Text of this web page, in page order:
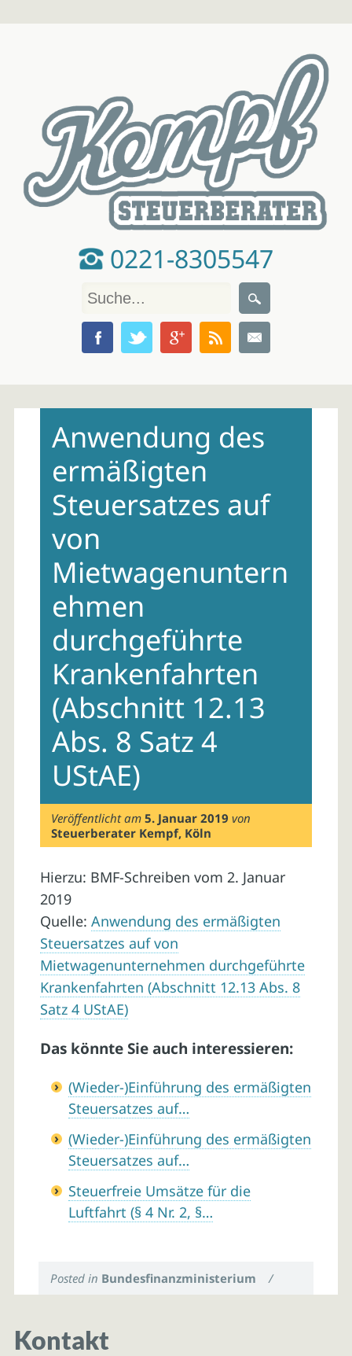
0221-8305547
contentAnwendung des
ermäßigten
Steuersatzes auf
von
Mietwagenuntern
ehmen
durchgeführte
Krankenfahrten
(Abschnitt 12.13
Abs. 8 Satz 4
UStAE)
Veröffentlicht am5. Januar 2019 von
Steuerberater Kempf, Köln
Hierzu: BMF-Schreiben vom 2. Januar
2019
Quelle: Anwendung des ermäßigten
Steuersatzes auf von
Mietwagenunternehmen durchgeführte
Krankenfahrten (Abschnitt 12.13 Abs. 8
Satz 4 UStAE)
Das könnte Sie auch interessieren:
(Wieder-)Einführung des ermäßigten
Steuersatzes auf…
(Wieder-)Einführung des ermäßigten
Steuersatzes auf…
Steuerfreie Umsätze für die
Luftfahrt (§ 4 Nr. 2, §…
Posted in Bundesfinanzministerium /
Kontakt